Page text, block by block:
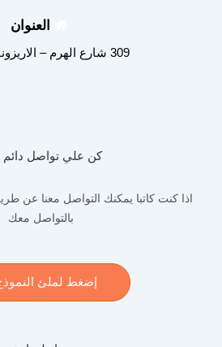
العنوان
309 شارع الهرم – الاريزونا – الجيزة
كن علي تواصل دائم
اذا كنت كاتبا يمكنك التواصل معنا عن
بالتواصل معك
إضغط لملئ